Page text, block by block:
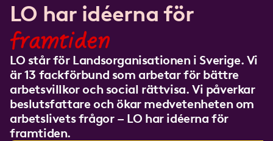
LO har idéerna för
framtiden
LO står för Landsorganisationen i Sverige. Vi
är 13 fackförbund som arbetar för bättre
arbetsvillkor och social rättvisa. Vi påverkar
beslutsfattare och ökar medvetenheten om
arbetslivets frågor – LO har idéerna för
framtiden.